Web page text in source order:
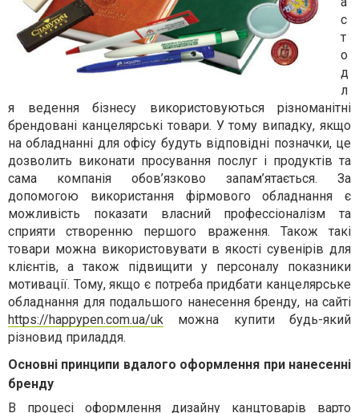
с
т
о
д
л
я ведення бізнесу використовуються різноманітні
брендовані канцелярські товари. У тому випадку, якщо
на обладнанні для офісу будуть відповідні позначки, це
дозволить виконати просування послуг і продуктів та
сама компанія обов’язково запам’ятається. За
допомогою використання фірмового обладнання є
можливість показати власний профессіоналізм та
сприяти створенню першого враження. Також такі
товари можна використовувати в якості сувенірів для
клієнтів, а також підвищити у персоналу показники
мотивації. Тому, якщо є потреба придбати канцелярське
обладнання для подальшого нанесення бренду, на сайті
https://happypen.com.ua/uk можна купити будь-який
різновид приладдя.
Основні принципи вдалого оформлення при нанесенні
бренду
В процесі оформлення дизайну канцтоварів варто